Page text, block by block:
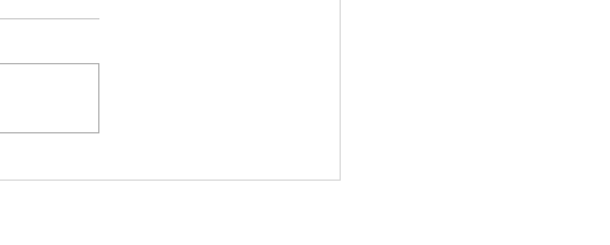
ViveMásViajandoByFraveo